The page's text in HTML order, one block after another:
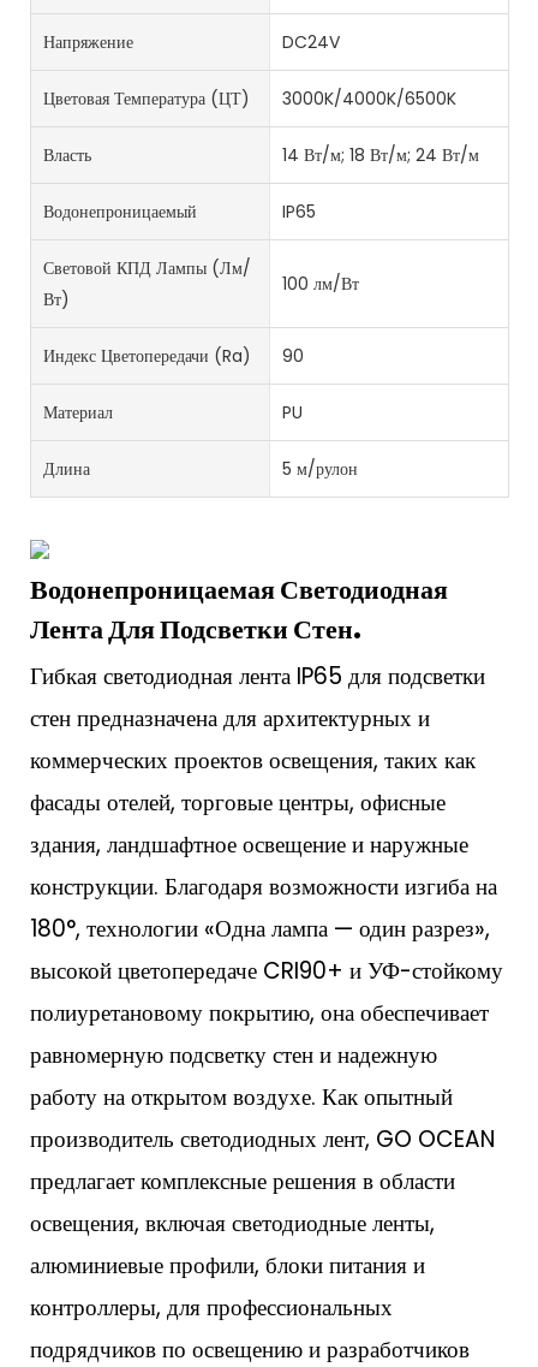
Напряжение DC24V
Цветовая Температура (ЦТ) 3000K/4000K/6500K
Власть 14 Вт/м; 18 Вт/м; 24 Вт/м
Водонепроницаемый IP65
Световой КПД Лампы (лм/
Вт)
100 лм/Вт
Индекс Цветопередачи (Ra) 90
Материал PU
Длина 5 м/рулон
Водонепроницаемая Светодиодная
Лента Для Подсветки Стен.
Гибкая светодиодная лента IP65 для подсветки
стен предназначена для архитектурных и
коммерческих проектов освещения, таких как
фасады отелей, торговые центры, офисные
здания, ландшафтное освещение и наружные
конструкции. Благодаря возможности изгиба на
180°, технологии «Одна лампа — один разрез»,
высокой цветопередаче CRI90+ и УФ-стойкому
полиуретановому покрытию, она обеспечивает
равномерную подсветку стен и надежную
работу на открытом воздухе. Как опытный
производитель светодиодных лент, GO OCEAN
предлагает комплексные решения в области
освещения, включая светодиодные ленты,
алюминиевые профили, блоки питания и
контроллеры, для профессиональных
подрядчиков по освещению и разработчиков